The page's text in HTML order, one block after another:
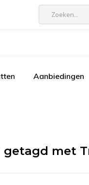
Aanbiedingen
getagd met